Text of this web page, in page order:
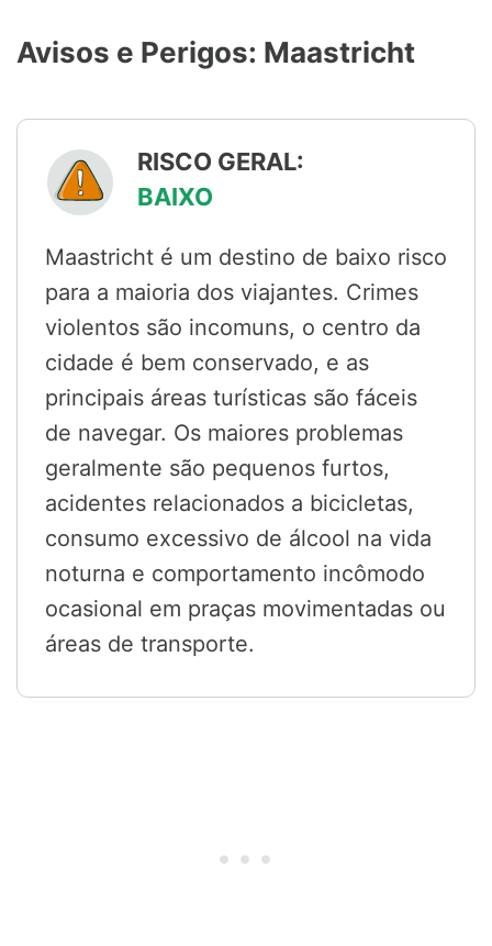
Avisos e Perigos: Maastricht
RISCO GERAL:
BAIXO
Maastricht é um destino de baixo risco
para a maioria dos viajantes. Crimes
violentos são incomuns, o centro da
cidade é bem conservado, e as
principais áreas turísticas são fáceis
de navegar. Os maiores problemas
geralmente são pequenos furtos,
acidentes relacionados a bicicletas,
consumo excessivo de álcool na vida
noturna e comportamento incômodo
ocasional em praças movimentadas ou
áreas de transporte.